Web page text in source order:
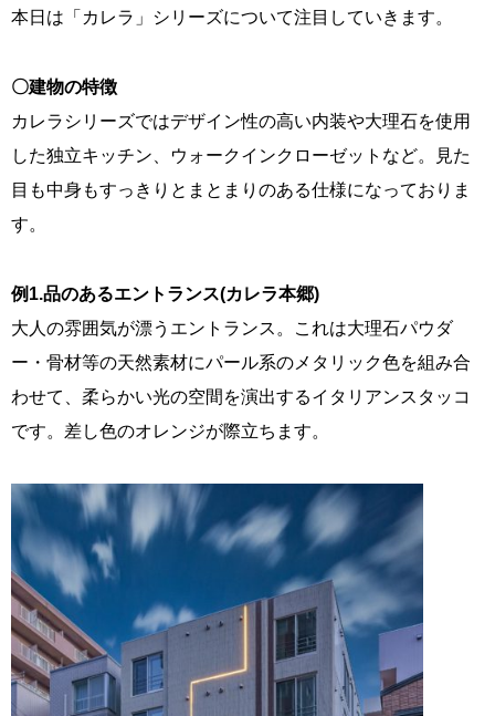
本日は「カレラ」シリーズについて注目していきます。
〇建物の特徴
カレラシリーズではデザイン性の高い内装や大理石を使用
した独立キッチン、ウォークインクローゼットなど。見た
目も中身もすっきりとまとまりのある仕様になっておりま
す。
例1.品のあるエントランス(カレラ本郷)
大人の雰囲気が漂うエントランス。これは大理石パウダ
ー・骨材等の天然素材にパール系のメタリック色を組み合
わせて、柔らかい光の空間を演出するイタリアンスタッコ
です。差し色のオレンジが際立ちます。